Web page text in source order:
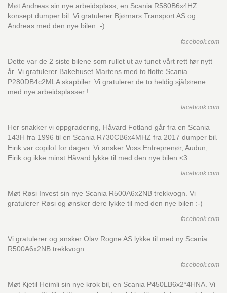
Møt Andreas sin nye arbeidsplass, en Scania R580B6x4HZ
konsept dumper bil. Vi gratulerer Bjørnars Transport AS og
Andreas med den nye bilen :-)
facebook.com
Dette var de 2 siste bilene som rullet ut av tunet vårt rett før nytt
år. Vi gratulerer Bakehuset Martens med to flotte Scania
P280DB4c2MLA skapbiler. Vi gratulerer de to heldig sjåførene
med nye arbeidsplasser !
facebook.com
Her snakker vi oppgradering, Håvard Fotland går fra en Scania
143H fra 1996 til en Scania R730CB6x4MHZ fra 2017 dumper bil.
Eirik var copilot for dagen. Vi ønsker Voss Entreprenør, Audun,
Eirik og ikke minst Håvard lykke til med den nye bilen <3
facebook.com
Møt Røsi Invest sin nye Scania R500A6x2NB trekkvogn. Vi
gratulerer Røsi og ønsker dere lykke til med den nye bilen :-)
facebook.com
Vi gratulerer og ønsker Olav Rogne AS lykke til med ny Scania
R500A6x2NB trekkvogn.
facebook.com
Møt Kjetil Heimli sin nye krok bil, en Scania P450LB6x2*4HNA. Vi